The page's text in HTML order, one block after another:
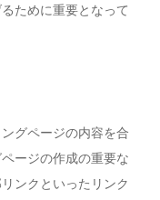
ために重要となって
グページの内容を合
ージの作成の重要な
ンクといったリンク